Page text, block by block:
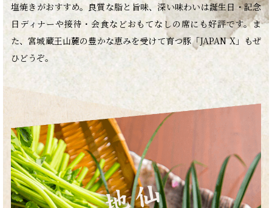
塩焼きがおすすめ。良質な脂と旨味、深い味わいは誕生日・記念
日ディナーや接待・会食などおもてなしの席にも好評です。ま
た、宮城蔵王山麓の豊かな恵みを受けて育つ豚「JAPAN X」もぜ
ひどうぞ。